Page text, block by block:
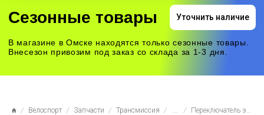
В магазине в Омске находятся только сезонные товары.
Внесезон привозим под заказ со склада за 1-3 дня.
Велоспорт Запчасти Трансмиссия